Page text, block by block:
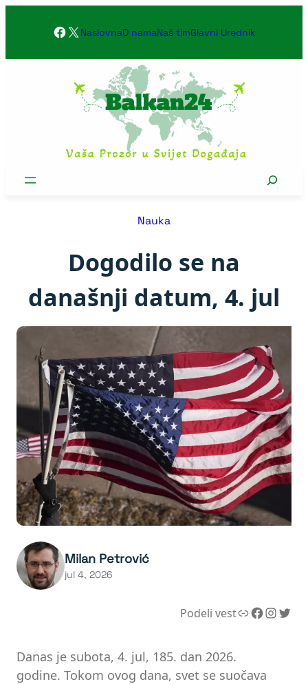
Facebook
X NaslovnaO namaNaš timGlavni Urednik
Search
Nauka
Dogodilo se na
današnji datum, 4. jul
Milan Petrović
jul 4, 2026
Podeli vestLink Facebook InstagramTwitter
Danas je subota, 4. jul, 185. dan 2026.
godine. Tokom ovog dana, svet se suočava